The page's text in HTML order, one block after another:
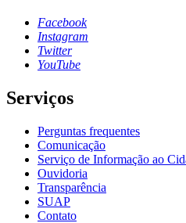
Facebook
Instagram
Twitter
YouTube
Serviços
Perguntas frequentes
Comunicação
Serviço de Informação ao
Ouvidoria
Transparência
SUAP
Contato